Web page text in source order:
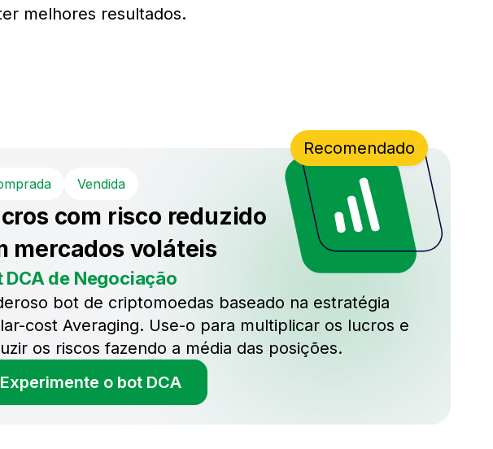
melhores resultados.
Vendida
com risco reduzido
mercados voláteis
DCA de Negociação
bot de criptomoedas baseado na estratégia
cost Averaging. Use-o para multiplicar os lucros e
os riscos fazendo a média das posições.
Experimente o bot DCA
Recomendado